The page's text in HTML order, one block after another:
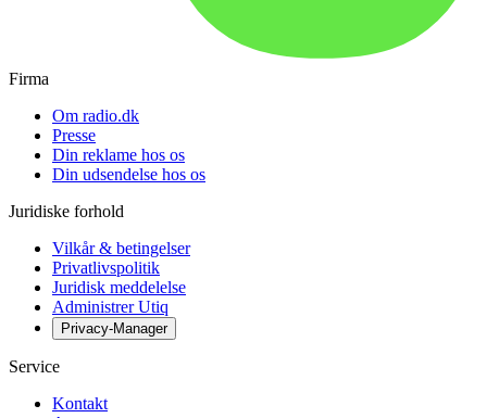
Firma
Om radio.dk
Presse
Din reklame hos os
Din udsendelse hos os
Juridiske forhold
Vilkår & betingelser
Privatlivspolitik
Juridisk meddelelse
Administrer Utiq
Privacy-Manager
Service
Kontakt